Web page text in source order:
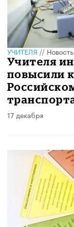
УЧИТЕЛЯ//Новость
Учителя
повысили
17 декабря